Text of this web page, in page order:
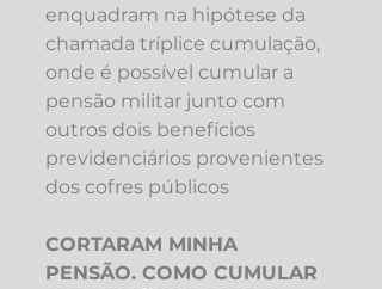
enquadram na hipótese da
chamada tríplice cumulação,
onde é possível cumular a
pensão militar junto com
outros dois benefícios
previdenciários provenientes
dos cofres públicos
CORTARAM MINHA
PENSÃO. COMO CUMULAR